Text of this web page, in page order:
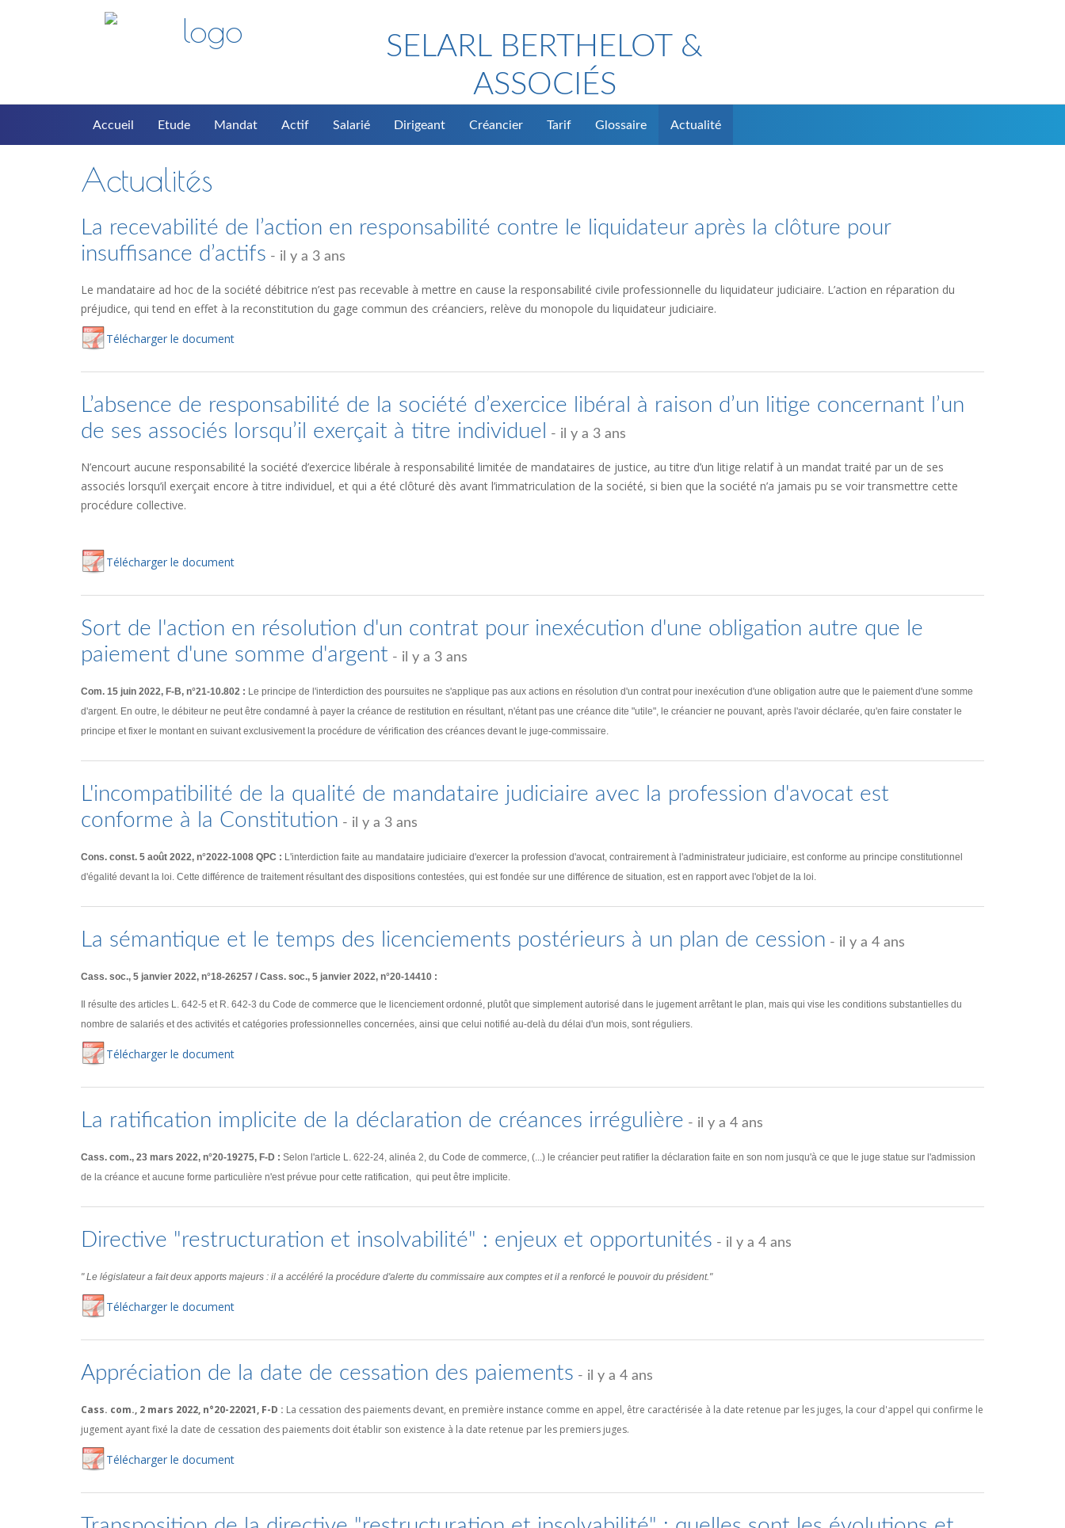
SELARL BERTHELOT &
ASSOCIÉS
Accueil Etude Mandat Actif Salarié Dirigeant Créancier Tarif Glossaire Actualité
Actualités
La recevabilité de l’action en responsabilité contre le liquidateur après la clôture pour
insuffisance d’actifs - il y a 3 ans
Le mandataire ad hoc de la société débitrice n’est pas recevable à mettre en cause la responsabilité civile professionnelle du liquidateur judiciaire. L’action en réparation du
préjudice, qui tend en effet à la reconstitution du gage commun des créanciers, relève du monopole du liquidateur judiciaire.
Télécharger le document
L’absence de responsabilité de la société d’exercice libéral à raison d’un litige concernant l’un
de ses associés lorsqu’il exerçait à titre individuel
- il y a 3 ans
N’encourt aucune responsabilité la société d’exercice libérale à responsabilité limitée de mandataires de justice, au titre d’un litige relatif à un mandat traité par un de ses
associés lorsqu’il exerçait encore à titre individuel, et qui a été clôturé dès avant l’immatriculation de la société, si bien que la société n’a jamais pu se voir transmettre cette
procédure collective.
Télécharger le document
Sort de l'action en résolution d'un contrat pour inexécution d'une obligation autre que le
paiement d'une somme d'argent - il y a 3 ans
Com. 15 juin 2022, F-B, n°21-10.802 : Le principe de l'interdiction des poursuites ne s'applique pas aux actions en résolution d'un contrat pour inexécution d'une obligation autre que le paiement d'une somme
d'argent. En outre, le débiteur ne peut être condamné à payer la créance de restitution en résultant, n'étant pas une créance dite "utile", le créancier ne pouvant, après l'avoir déclarée, qu'en faire constater le
principe et fixer le montant en suivant exclusivement la procédure de vérification des créances devant le juge-commissaire.
L'incompatibilité de la qualité de mandataire judiciaire avec la profession d'avocat est
conforme à la Constitution - il y a 3 ans
Cons. const. 5 août 2022, n°2022-1008 QPC : L'interdiction faite au mandataire judiciaire d'exercer la profession d'avocat, contrairement à l'administrateur judiciaire, est conforme au principe constitutionnel
d'égalité devant la loi. Cette différence de traitement résultant des dispositions contestées, qui est fondée sur une différence de situation, est en rapport avec l'objet de la loi.
La sémantique et le temps des licenciements postérieurs à un plan de cession - il y a 4 ans
Cass. soc., 5 janvier 2022, n°18-26257 / Cass. soc., 5 janvier 2022, n°20-14410 :
Il résulte des articles L. 642-5 et R. 642-3 du Code de commerce que le licenciement ordonné, plutôt que simplement autorisé dans le jugement arrêtant le plan, mais qui vise les conditions substantielles du
nombre de salariés et des activités et catégories professionnelles concernées, ainsi que celui notifié au-delà du délai d'un mois, sont réguliers.
Télécharger le document
La ratification implicite de la déclaration de créances irrégulière - il y a 4 ans
Cass. com., 23 mars 2022, n°20-19275, F-D : Selon l'article L. 622-24, alinéa 2, du Code de commerce, (...) le créancier peut ratifier la déclaration faite en son nom jusqu'à ce que le juge statue sur l'admission
de la créance et aucune forme particulière n'est prévue pour cette ratification, qui peut être implicite.
Directive "restructuration et insolvabilité" : enjeux et opportunités - il y a 4 ans
" Le législateur a fait deux apports majeurs : il a accéléré la procédure d'alerte du commissaire aux comptes et il a renforcé le pouvoir du président."
Télécharger le document
Appréciation de la date de cessation des paiements - il y a 4 ans
Cass. com., 2 mars 2022, n°20-22021, F-D : La cessation des paiements devant, en première instance comme en appel, être caractérisée à la date retenue par les juges, la cour d'appel qui confirme le
jugement ayant fixé la date de cessation des paiements doit établir son existence à la date retenue par les premiers juges.
Télécharger le document